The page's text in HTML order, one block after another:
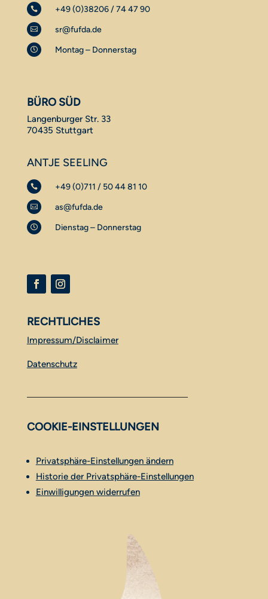
 +49 (0)38206 / 74 47 90
 sr@fufda.de
 Montag – Donnerstag
BÜRO SÜD
Langenburger Str. 33
70435 Stuttgart
ANTJE SEELING
 +49 (0)711 / 50 44 81 10
 as@fufda.de
 Dienstag – Donnerstag
RECHTLICHES
Impressum/Disclaimer
Datenschutz
COOKIE-EINSTELLUNGEN
Privatsphäre-Einstellungen ändern
Historie der Privatsphäre-Einstellungen
Einwilligungen widerrufen